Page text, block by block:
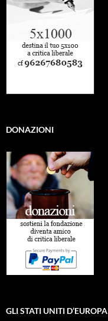
DONAZIONI
GLI STATI UNITI D’EUROPA